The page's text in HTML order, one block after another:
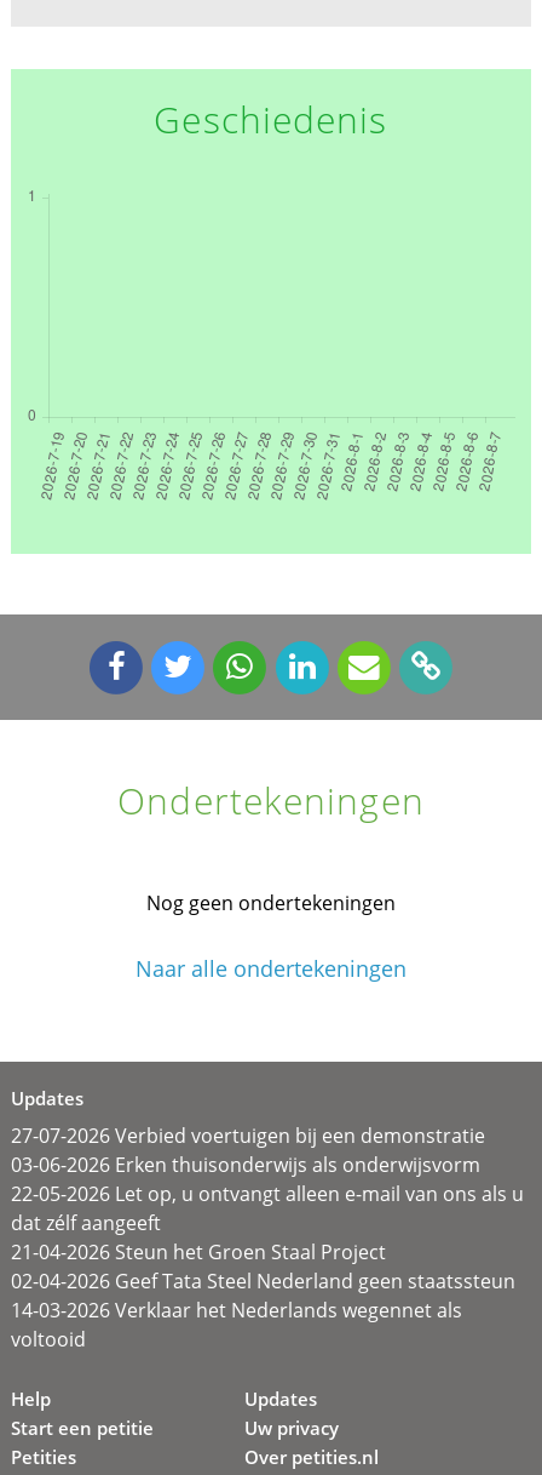
Geschiedenis
Ondertekeningen
Nog geen ondertekeningen
Naar alle ondertekeningen
Updates
27-07-2026 Verbied voertuigen bij een demonstratie
03-06-2026 Erken thuisonderwijs als onderwijsvorm
22-05-2026 Let op, u ontvangt alleen e-mail van ons als u
dat zélf aangeeft
21-04-2026 Steun het Groen Staal Project
02-04-2026 Geef Tata Steel Nederland geen staatssteun
14-03-2026 Verklaar het Nederlands wegennet als
voltooid
Help
Start een petitie
Petities
Updates
Uw privacy
Over petities.nl